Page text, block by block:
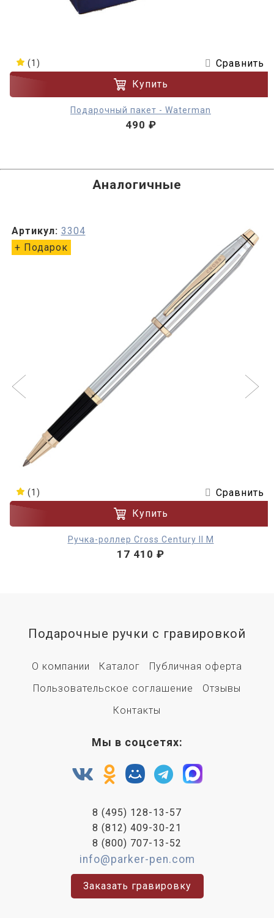
(1)
Сравнить
Купить
Подарочный пакет - Waterman
490 ₽
Аналогичные
+ Подарок
Артикул: 3304
(1)
Сравнить
Купить
Ручка-роллер Cross Century II M
17 410 ₽
Подарочные ручки с гравировкой
О компании Каталог
Публичная оферта
Пользовательское соглашение
Отзывы
Контакты
Мы в соцсетях:
8 (495) 128-13-57
8 (812) 409-30-21
8 (800) 707-13-52
info@parker-pen.com
Заказать гравировку